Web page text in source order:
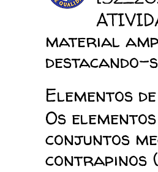
material
destacando-
Elementos
Os
conjuntos
contrapinos